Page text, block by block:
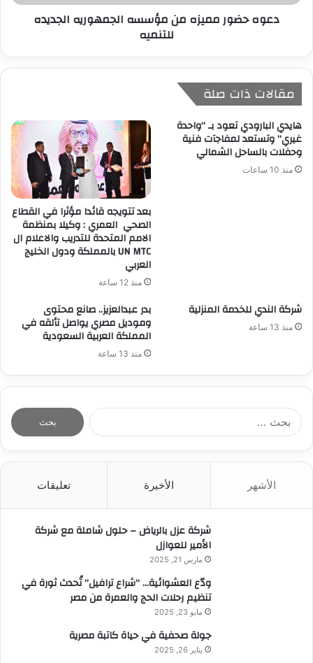
دعوه حضور مميزه من مؤسسه الجمهوريه الجديده
للتنميه
مقالات ذات صلة
هايدي البارودي تعود بـ “واحدة
غيري” وتستعد لمفاجآت فنية
وحفلات بالساحل الشمالي
منذ 10 ساعات
بعد تتويجه قائدا مؤثرا في القطاع
الصحي العمري : وكيلا بمنظمة
الامم المتحدة للتدريب والاعلام ال
UN MTC بالمملكة ودول الخليج
العربي
منذ 12 ساعة
شركة الندي للخدمة المنزلية
منذ 13 ساعة
بدر عبدالعزيز.. صانع محتوى
وموديل مصري يواصل تألقه في
المملكة العربية السعودية
منذ 13 ساعة
الأشهر الأخيرة تعليقات
شركة عزل بالرياض – حلول شاملة مع شركة
الأمير للعوازل
مارس 21, 2025
ودّع العشوائية… “شراع ترافيل” تُحدث ثورة في
تنظيم رحلات الحج والعمرة من مصر
مايو 23, 2025
جولة صحفية في حياة كاتبة مصرية
يناير 26, 2025